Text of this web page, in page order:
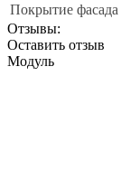
Покрытие фасада
Отзывы:
Оставить отзыв
Модуль